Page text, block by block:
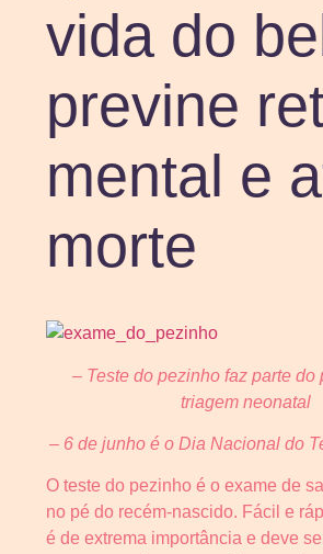
vida do
previne
mental e
morte
– Teste do pezinho faz parte do
triagem neonatal
– 6 de junho é o Dia Nacional do
O teste do pezinho é o exame de
no pé do recém-nascido. Fácil e
é de extrema importância e deve